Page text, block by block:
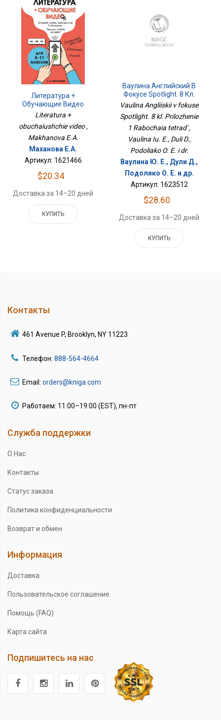
Литература +
Обучающие Видео
Literatura +
obuchaiushchie video ,
Makhanova E.A.
Маханова Е.А.
Артикул: 1621466
$20.34
Доставка за 14–20 дней
КУПИТЬ
Ваулина Английский В
Фокусе Spotlight. 8 Кл.
Приложение 1 Рабочая
Тетрадь
Vaulina Angliiskii v fokuse
Spotlight. 8 kl. Prilozhenie
1 Rabochaia tetrad' ,
Vaulina Iu. E., Duli D.,
Podoliako O. E. i dr.
Ваулина Ю. Е., Дули Д.,
Подоляко О. Е. и др.
Артикул: 1623512
$28.60
Доставка за 14–20 дней
КУПИТЬ
Контакты
461 Avenue P, Brooklyn, NY 11223
Телефон: 888-564-4664
Email: orders@kniga.com
Работаем: 11:00–19:00 (EST), пн-пт
Служба поддержки
О Нас
Контакты
Статус заказа
Политика конфиденциальности
Возврат и обмен
Информация
Доставка
Пользовательское соглашение
Помощь (FAQ)
Карта сайта
Подпишитесь на нас